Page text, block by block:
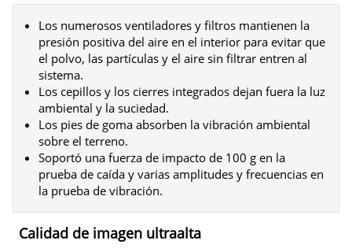
Los numerosos ventiladores y filtros mantienen la
presión positiva del aire en el interior para evitar que
el polvo, las partículas y el aire sin filtrar entren al
sistema.
Los cepillos y los cierres integrados dejan fuera la luz
ambiental y la suciedad.
Los pies de goma absorben la vibración ambiental
sobre el terreno.
Soportó una fuerza de impacto de 100 g en la
prueba de caída y varias amplitudes y frecuencias en
la prueba de vibración.
Calidad de imagen ultraalta